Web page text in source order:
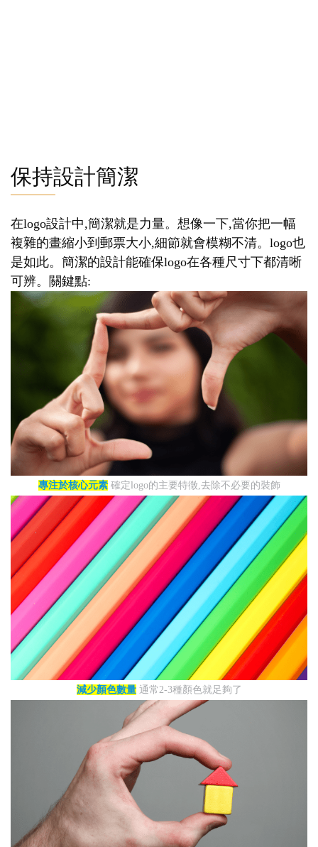
保持設計簡潔
在logo設計中,簡潔就是力量。想像一下,當你把一幅
複雜的畫縮小到郵票大小,細節就會模糊不清。logo也
是如此。簡潔的設計能確保logo在各種尺寸下都清晰
可辨。關鍵點:
專注於核心元素確定logo的主要特徵,去除不必要的裝飾
減少顏色數量通常2-3種顏色就足夠了